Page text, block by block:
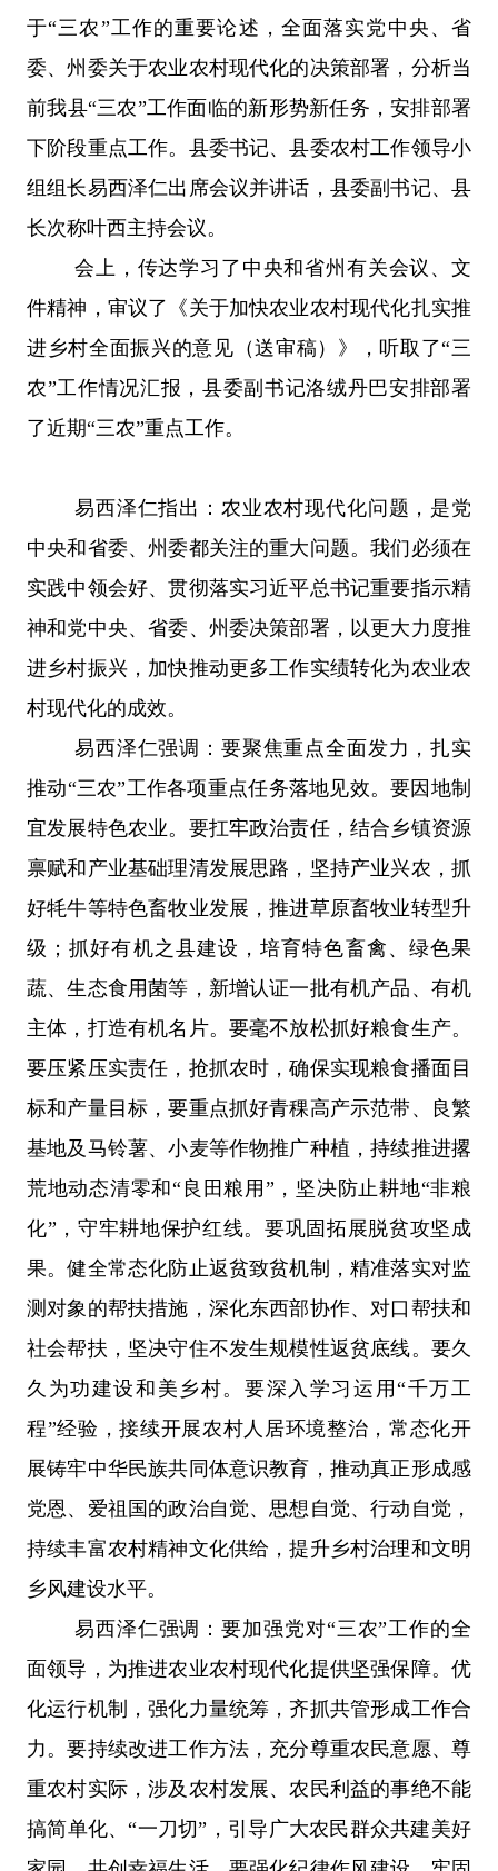
于“三农”工作的重要论述，全面落实党中央、省
委、州委关于农业农村现代化的决策部署，分析当
前我县“三农”工作面临的新形势新任务，安排部署
下阶段重点工作。县委书记、县委农村工作领导小
组组长易西泽仁出席会议并讲话，县委副书记、县
长次称叶西主持会议。
会上，传达学习了中央和省州有关会议、文
件精神，审议了《关于加快农业农村现代化扎实推
进乡村全面振兴的意见（送审稿）》，听取了“三
农”工作情况汇报，县委副书记洛绒丹巴安排部署
了近期“三农”重点工作。
易西泽仁指出：农业农村现代化问题，是党
中央和省委、州委都关注的重大问题。我们必须在
实践中领会好、贯彻落实习近平总书记重要指示精
神和党中央、省委、州委决策部署，以更大力度推
进乡村振兴，加快推动更多工作实绩转化为农业农
村现代化的成效。
易西泽仁强调：要聚焦重点全面发力，扎实
推动“三农”工作各项重点任务落地见效。要因地制
宜发展特色农业。要扛牢政治责任，结合乡镇资源
禀赋和产业基础理清发展思路，坚持产业兴农，抓
好牦牛等特色畜牧业发展，推进草原畜牧业转型升
级；抓好有机之县建设，培育特色畜禽、绿色果
蔬、生态食用菌等，新增认证一批有机产品、有机
主体，打造有机名片。要毫不放松抓好粮食生产。
要压紧压实责任，抢抓农时，确保实现粮食播面目
标和产量目标，要重点抓好青稞高产示范带、良繁
基地及马铃薯、小麦等作物推广种植，持续推进撂
荒地动态清零和“ 良田粮用 ” ，坚决防止耕地“非粮
化” ，守牢耕地保护红线。要巩固拓展脱贫攻坚成
果。健全常态化防止返贫致贫机制，精准落实对监
测对象的帮扶措施，深化东西部协作、对口帮扶和
社会帮扶，坚决守住不发生规模性返贫底线。要久
久为功建设和美乡村。要深入学习运用“千万工
程”经验，接续开展农村人居环境整治，常态化开
展铸牢中华民族共同体意识教育，推动真正形成感
党恩、爱祖国的政治自觉、思想自觉、行动自觉，
持续丰富农村精神文化供给，提升乡村治理和文明
乡风建设水平。
易西泽仁强调：要加强党对“三农”工作的全
面领导，为推进农业农村现代化提供坚强保障。优
化运行机制，强化力量统筹，齐抓共管形成工作合
力。要持续改进工作方法，充分尊重农民意愿、尊
重农村实际，涉及农村发展、农民利益的事绝不能
搞简单化、“一刀切” ，引导广大农民群众共建美好